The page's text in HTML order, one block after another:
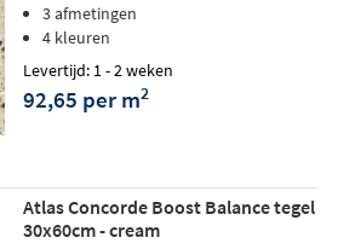
3 afmetingen
4 kleuren
Levertijd: 1 - 2 weken
92,65 per m2
Atlas Concorde Boost Balance tegel
30x60cm - cream